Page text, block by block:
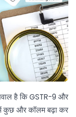
है कि GSTR-9 और
कुछ और कॉलम बढ़ा कर